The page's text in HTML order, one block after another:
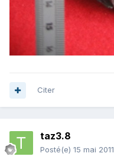
Citer
taz3.8
Posté(e) 15 mai 2011